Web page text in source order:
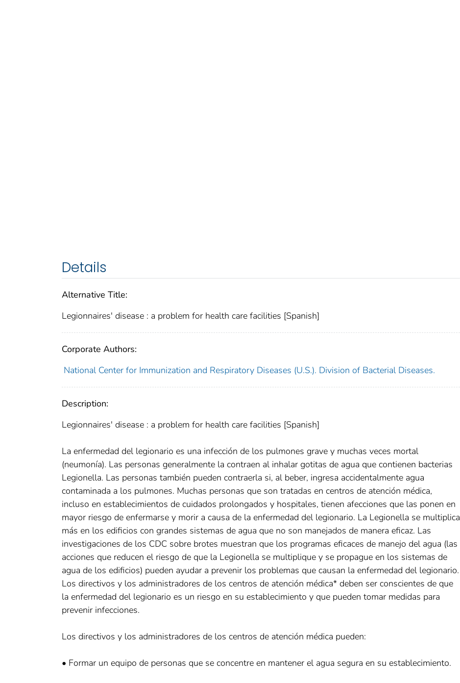
Details
Alternative Title:
Legionnaires' disease : a problem for health care facilities [Spanish]
Corporate Authors:
National Center for Immunization and Respiratory Diseases (U.S.). Division of Bacterial Diseases.
Description:
Legionnaires' disease : a problem for health care facilities [Spanish]
La enfermedad del legionario es una infección de los pulmones grave y muchas veces mortal
(neumonía). Las personas generalmente la contraen al inhalar gotitas de agua que contienen bacterias
Legionella. Las personas también pueden contraerla si, al beber, ingresa accidentalmente agua
contaminada a los pulmones. Muchas personas que son tratadas en centros de atención médica,
incluso en establecimientos de cuidados prolongados y hospitales, tienen afecciones que las ponen en
mayor riesgo de enfermarse y morir a causa de la enfermedad del legionario. La Legionella se multiplica
más en los edificios con grandes sistemas de agua que no son manejados de manera eficaz. Las
investigaciones de los CDC sobre brotes muestran que los programas eficaces de manejo del agua (las
acciones que reducen el riesgo de que la Legionella se multiplique y se propague en los sistemas de
agua de los edificios) pueden ayudar a prevenir los problemas que causan la enfermedad del legionario.
Los directivos y los administradores de los centros de atención médica* deben ser conscientes de que
la enfermedad del legionario es un riesgo en su establecimiento y que pueden tomar medidas para
prevenir infecciones.
Los directivos y los administradores de los centros de atención médica pueden:
• Formar un equipo de personas que se concentre en mantener el agua segura en su establecimiento.